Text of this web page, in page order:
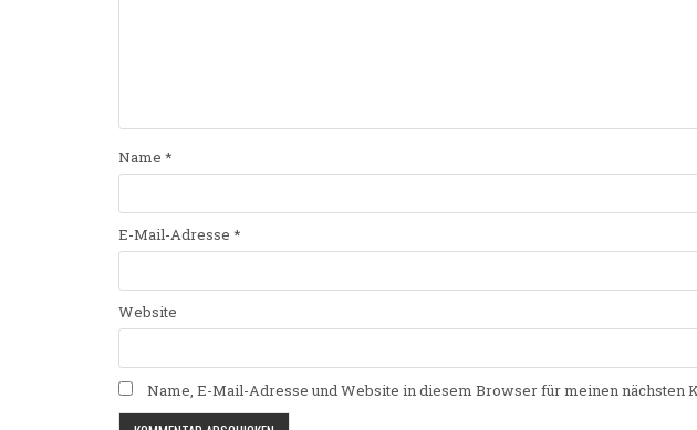
Name *
E-Mail-Adresse *
Website
Name, E-Mail-Adresse und Website in diesem Browser für meinen nächsten